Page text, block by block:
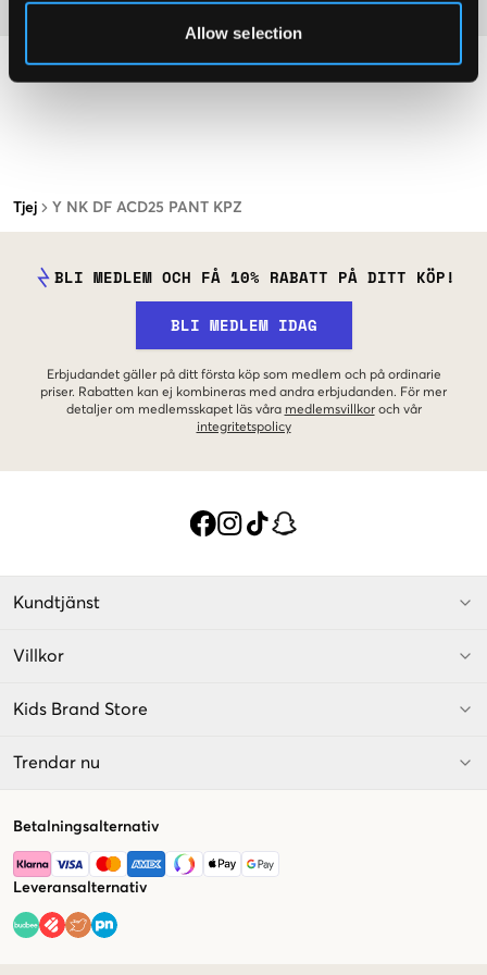
Allow selection
Tjej Y NK DF ACD25 PANT KPZ
Material
BLI MEDLEM OCH FÅ 10% RABATT PÅ DITT KÖP!
BLI MEDLEM IDAG
Erbjudandet gäller på ditt första köp som medlem och på ordinarie
priser. Rabatten kan ej kombineras med andra erbjudanden. För mer
detaljer om medlemsskapet läs våra medlemsvillkor och vår
integritetspolicy
Kundtjänst
Villkor
Kids Brand Store
Trendar nu
Betalningsalternativ
Leveransalternativ